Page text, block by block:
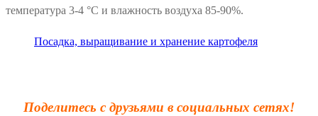
температура 3-4 °C и влажность воздуха 85-90%.
Посадка, выращивание и хранение картофеля
Поделитесь с друзьями в социальных сетях!